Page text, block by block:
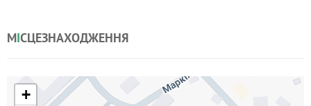
МІСЦЕЗНАХОДЖЕННЯ
+